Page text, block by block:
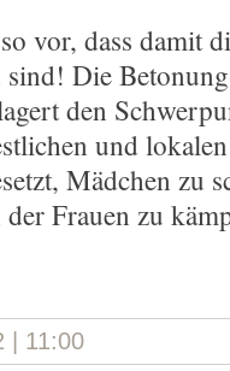
vor, dass damit
sind! Die
den
und
Mädchen zu
Frauen zu
| 11:00